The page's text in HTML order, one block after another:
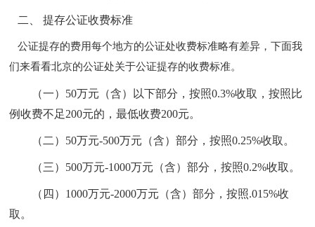
二、 提存公证收费标准
公证提存的费用每个地方的公证处收费标准略有差异，下面我
们来看看北京的公证处关于公证提存的收费标准。
（一） 50万元（含）以下部分，按照0.3%收取，按照比
例收费不足200元的，最低收费200元。
（二） 50万元-500万元（含）部分，按照0.25%收取。
（三） 500万元-1000万元（含）部分，按照0.2%收取。
（四） 1000万元-2000万元（含）部分，按照.015%收
取。